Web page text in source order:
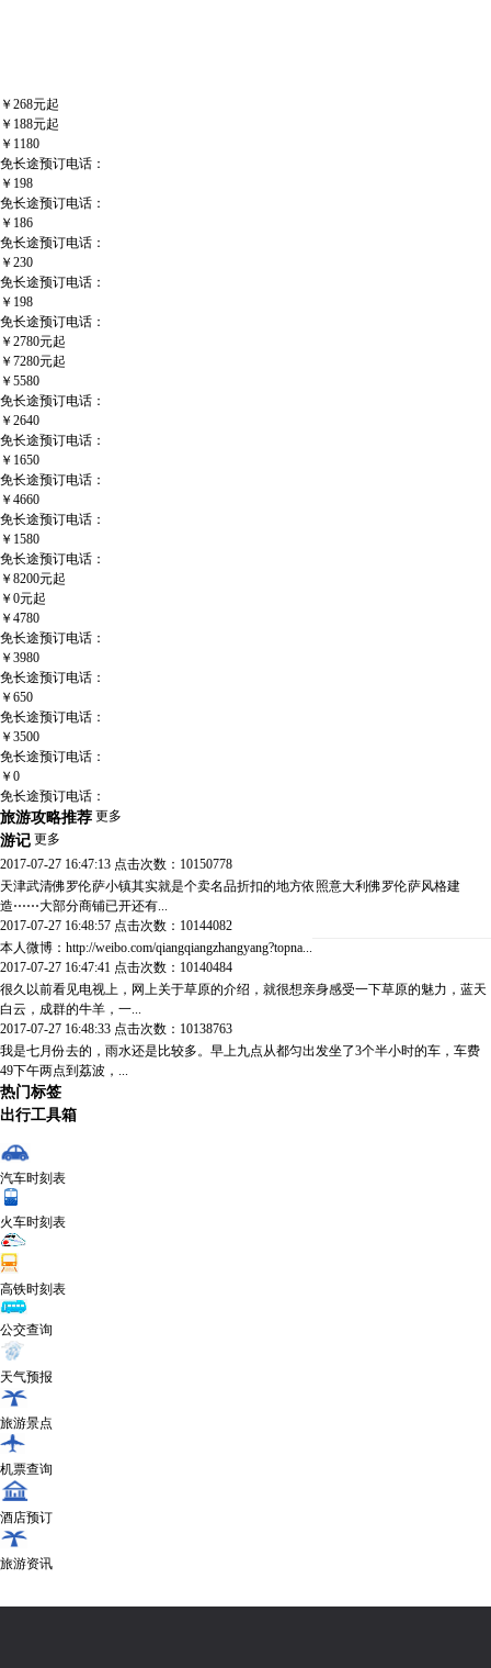
￥268元起
￥188元起
￥1180
免长途预订电话：
￥198
免长途预订电话：
￥186
免长途预订电话：
￥230
免长途预订电话：
￥198
免长途预订电话：
￥2780元起
￥7280元起
￥5580
免长途预订电话：
￥2640
免长途预订电话：
￥1650
免长途预订电话：
￥4660
免长途预订电话：
￥1580
免长途预订电话：
￥8200元起
￥0元起
￥4780
免长途预订电话：
￥3980
免长途预订电话：
￥650
免长途预订电话：
￥3500
免长途预订电话：
￥0
免长途预订电话：
旅游攻略推荐 更多
游记 更多
2017-07-27 16:47:13 点击次数：10150778
天津武清佛罗伦萨小镇其实就是个卖名品折扣的地方依照意大利佛罗伦萨风格建
造⋯⋯大部分商铺已开还有...
2017-07-27 16:48:57 点击次数：10144082
本人微博：http://weibo.com/qiangqiangzhangyang?topna...
2017-07-27 16:47:41 点击次数：10140484
很久以前看见电视上，网上关于草原的介绍，就很想亲身感受一下草原的魅力，蓝天
白云，成群的牛羊，一...
2017-07-27 16:48:33 点击次数：10138763
我是七月份去的，雨水还是比较多。早上九点从都匀出发坐了3个半小时的车，车费
49下午两点到荔波，...
热门标签
出行工具箱
汽车时刻表
火车时刻表
高铁时刻表
公交查询
天气预报
旅游景点
机票查询
酒店预订
旅游资讯